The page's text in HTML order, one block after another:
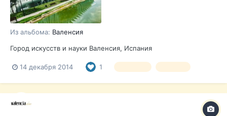
Из альбома: Валенсия
Город искусств и науки Валенсия, Испания
14 декабря 2014 1